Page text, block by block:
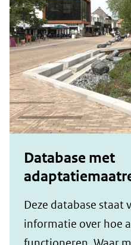
Database met
Deze database staat
informatie over hoe